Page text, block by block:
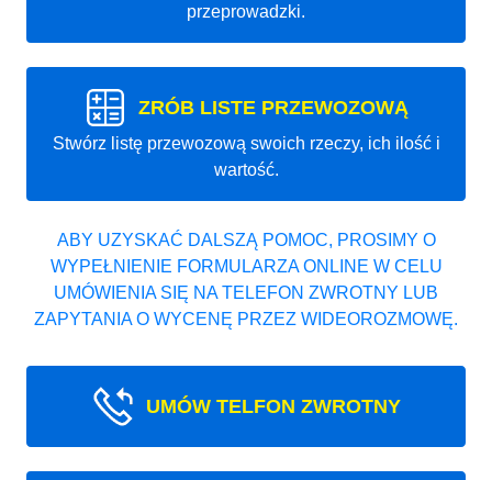
przeprowadzki.
ZRÓB LISTE PRZEWOZOWĄ
Stwórz listę przewozową swoich rzeczy, ich ilość i
wartość.
ABY UZYSKAĆ DALSZĄ POMOC, PROSIMY O
WYPEŁNIENIE FORMULARZA ONLINE W CELU
UMÓWIENIA SIĘ NA TELEFON ZWROTNY LUB
ZAPYTANIA O WYCENĘ PRZEZ WIDEOROZMOWĘ.
UMÓW TELFON ZWROTNY